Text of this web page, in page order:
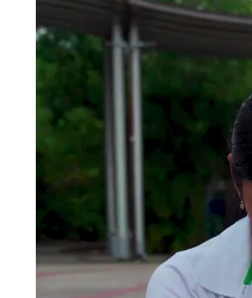
vídeo